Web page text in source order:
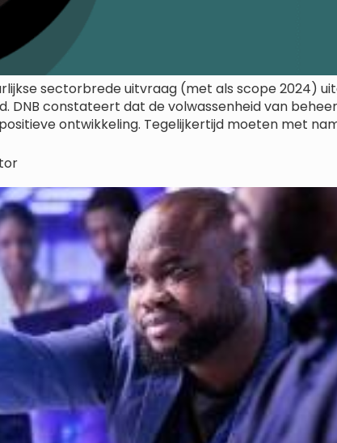
sectorbrede uitvraag (met als scope 2024)
DNB constateert dat de volwassenheid van
ontwikkeling. Tegelijkertijd moeten met